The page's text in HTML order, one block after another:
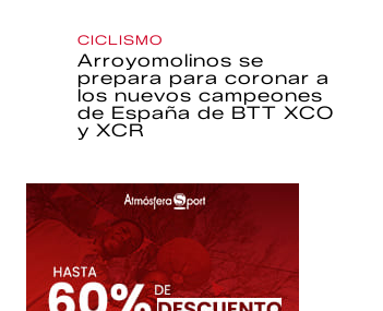
CICLISMO
Arroyomolinos se
prepara para coronar a
los nuevos campeones
de España de BTT XCO
y XCR